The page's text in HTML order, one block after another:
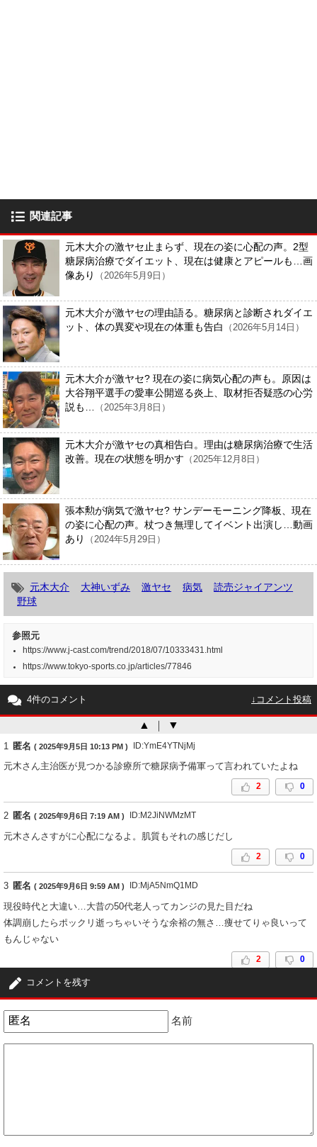
関連記事
元木大介の激ヤセ止まらず、現在の姿に心配の声。2型
糖尿病治療でダイエット、現在は健康とアピールも…画
像あり
（2026年5月9日）
元木大介が激ヤセの理由語る。糖尿病と診断されダイエ
ット、体の異変や現在の体重も告白
（2026年5月14日）
元木大介が激ヤセ? 現在の姿に病気心配の声も。原因は
大谷翔平選手の愛車公開巡る炎上、取材拒否疑惑の心労
説も…
（2025年3月8日）
元木大介が激ヤセの真相告白。理由は糖尿病治療で生活
改善。現在の状態を明かす （2025年12月8日）
張本勲が病気で激ヤセ? サンデーモーニング降板、現在
の姿に心配の声。杖つき無理してイベント出演し…動画
あり
（2024年5月29日）
元木大介 大神いずみ 激ヤセ 病気
読売ジャイアンツ
野球
参照元
https://www.j-cast.com/trend/2018/07/10333431.html
https://www.tokyo-sports.co.jp/articles/77846
4件のコメント ↓コメント投稿
▲ ｜ ▼
1 匿名 ( 2025年9月5日 10:13 PM ) ID:YmE4YTNjMj
元木さん主治医が見つかる診療所で糖尿病予備軍って言われていたよね
2 0
2 匿名 ( 2025年9月6日 7:19 AM ) ID:M2JiNWMzMT
元木さんさすがに心配になるよ。肌質もそれの感じだし
2 0
3 匿名 ( 2025年9月6日 9:59 AM ) ID:MjA5NmQ1MD
現役時代と大違い…大昔の50代老人ってカンジの見た目だね
体調崩したらポックリ逝っちゃいそうな余裕の無さ…痩せてりゃ良いって
もんじゃない
2 0
匿名 ( 2025年9月8日 12:27 PM )
イケオジっぽいですよね。健康だといいけど。
コメントを残す
名前